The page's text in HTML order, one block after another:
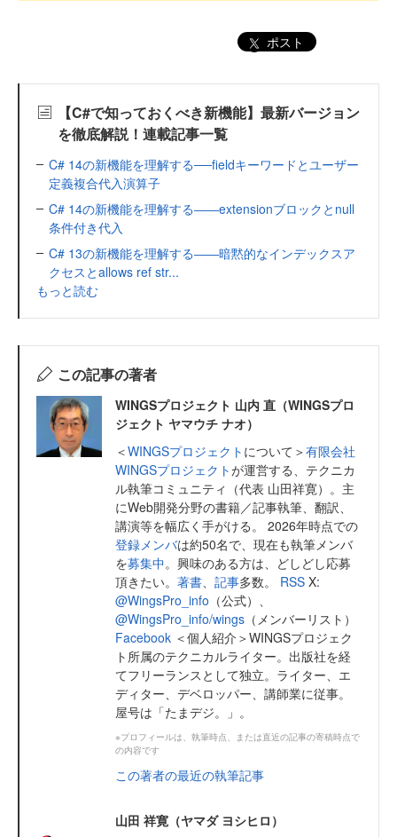
ポスト
【C#で知っておくべき新機能】最新バージョン
を徹底解説！連載記事一覧
C# 14の新機能を理解する──fieldキーワードとユーザー
定義複合代入演算子
C# 14の新機能を理解する――extensionブロックとnull
条件付き代入
C# 13の新機能を理解する――暗黙的なインデックスア
クセスとallows ref str...
もっと読む
この記事の著者
WINGSプロジェクト 山内 直（WINGSプロ
ジェクト ヤマウチ ナオ）
＜WINGSプロジェクト について＞有限会社
WINGSプロジェクトが運営する、テクニカ
ル執筆コミュニティ（代表 山田祥寛）。主
にWeb開発分野の書籍／記事執筆、翻訳、
講演等を幅広く手がける。 2026年時点での
登録メンバは約50名で、現在も執筆メンバ
を募集中。興味のある方は、どしどし応募
頂きたい。 著書 記事多数。 RSS X:
@WingsPro_info （公式）、
@WingsPro_info/wings （メンバーリスト）
Facebook ＜個人紹介＞WINGSプロジェク
ト所属のテクニカルライター。出版社を経
てフリーランスとして独立。ライター、エ
ディター、デベロッパー、講師業に従事。
屋号は「たまデジ。」。
※プロフィールは、執筆時点、または直近の記事の寄稿時点で
の内容です
この著者の最近の執筆記事
山田 祥寛（ヤマダ ヨシヒロ）